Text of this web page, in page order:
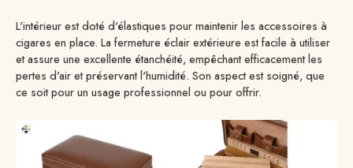
L'intérieur est doté d'élastiques pour maintenir les accessoires à
cigares en place. La fermeture éclair extérieure est facile à utiliser
et assure une excellente étanchéité, empêchant efficacement les
pertes d'air et préservant l'humidité. Son aspect est soigné, que
ce soit pour un usage professionnel ou pour offrir.